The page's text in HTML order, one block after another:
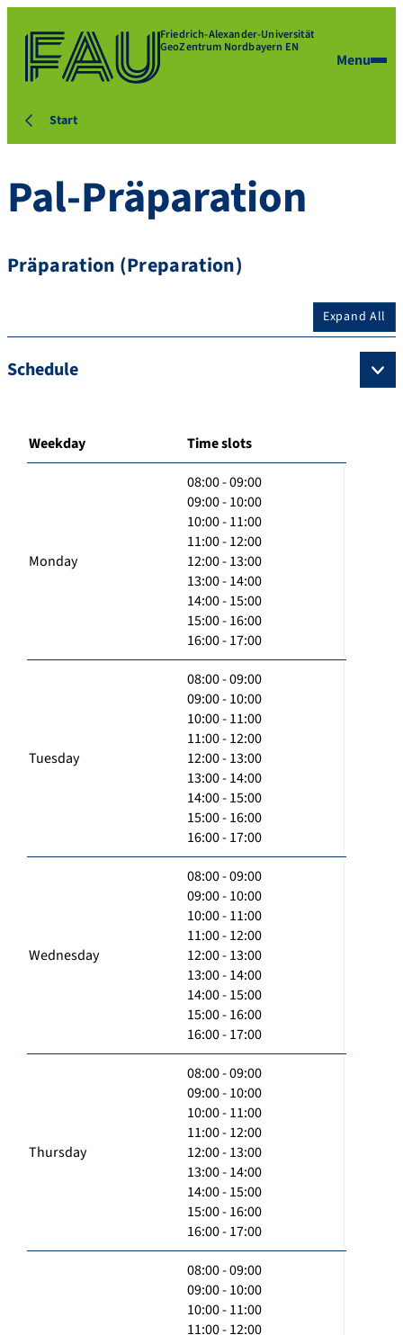
Friedrich-Alexander-Universität
GeoZentrum Nordbayern EN
Menu
Start
Pal-Präparation
Präparation (Preparation)
Expand All
Schedule
Weekday Time slots
Monday
08:00 - 09:00
09:00 - 10:00
10:00 - 11:00
11:00 - 12:00
12:00 - 13:00
13:00 - 14:00
14:00 - 15:00
15:00 - 16:00
16:00 - 17:00
Tuesday
08:00 - 09:00
09:00 - 10:00
10:00 - 11:00
11:00 - 12:00
12:00 - 13:00
13:00 - 14:00
14:00 - 15:00
15:00 - 16:00
16:00 - 17:00
Wednesday
08:00 - 09:00
09:00 - 10:00
10:00 - 11:00
11:00 - 12:00
12:00 - 13:00
13:00 - 14:00
14:00 - 15:00
15:00 - 16:00
16:00 - 17:00
Thursday
08:00 - 09:00
09:00 - 10:00
10:00 - 11:00
11:00 - 12:00
12:00 - 13:00
13:00 - 14:00
14:00 - 15:00
15:00 - 16:00
16:00 - 17:00
08:00 - 09:00
09:00 - 10:00
10:00 - 11:00
11:00 - 12:00